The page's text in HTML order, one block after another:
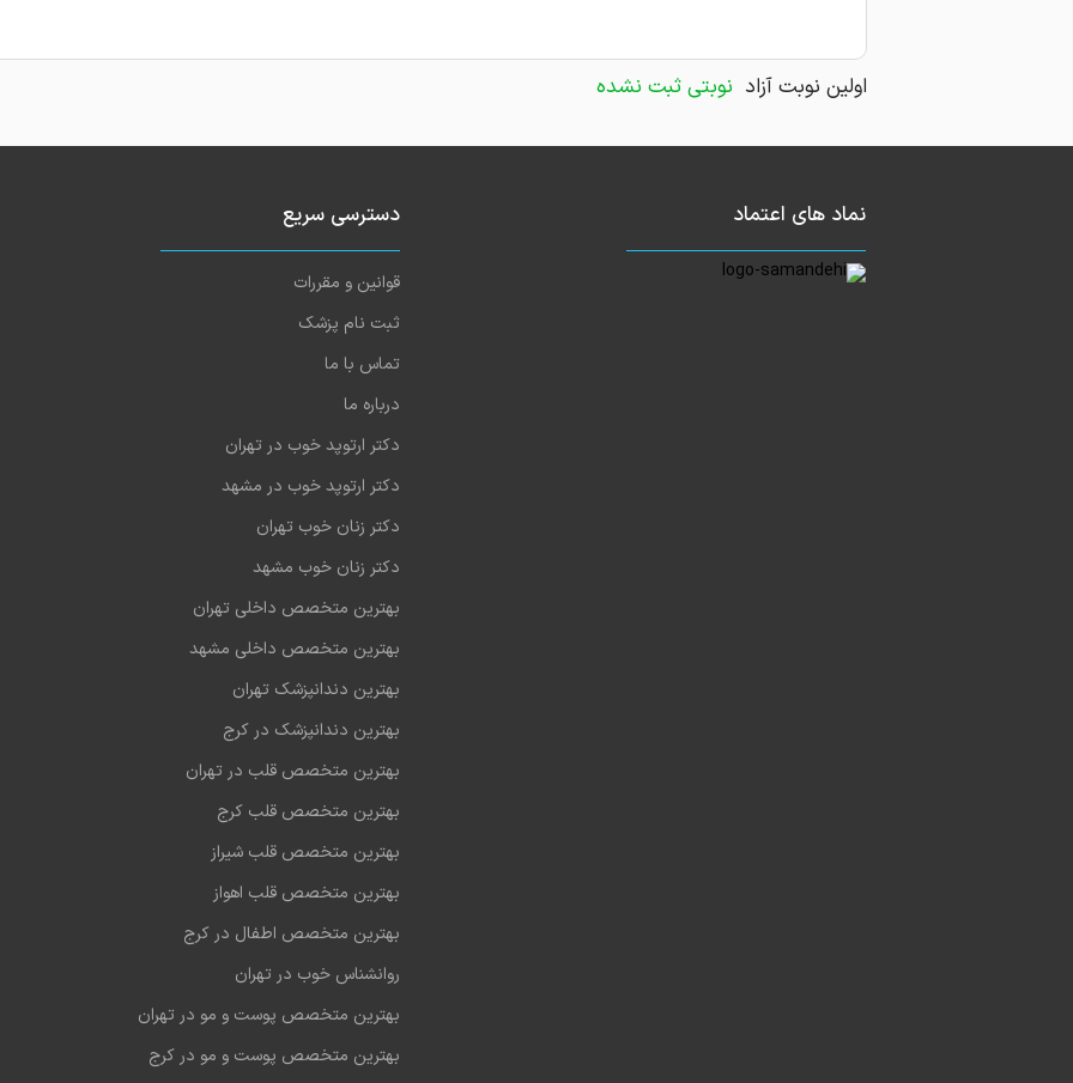
اولین نوبت آزاد نوبتی ثبت نشده
نماد های اعتماد دسترسی سریع
قوانین و مقررات
ثبت نام پزشک
تماس با ما
درباره ما
دکتر ارتوپد خوب در تهران
دکتر ارتوپد خوب در مشهد
دکتر زنان خوب تهران
دکتر زنان خوب مشهد
بهترین متخصص داخلی تهران
بهترین متخصص داخلی مشهد
بهترین دندانپزشک تهران
بهترین دندانپزشک در کرج
بهترین متخصص قلب در تهران
بهترین متخصص قلب کرج
بهترین متخصص قلب شیراز
بهترین متخصص قلب اهواز
بهترین متخصص اطفال در کرج
روانشناس خوب در تهران
بهترین متخصص پوست و مو در تهران
بهترین متخصص پوست و مو در کرج